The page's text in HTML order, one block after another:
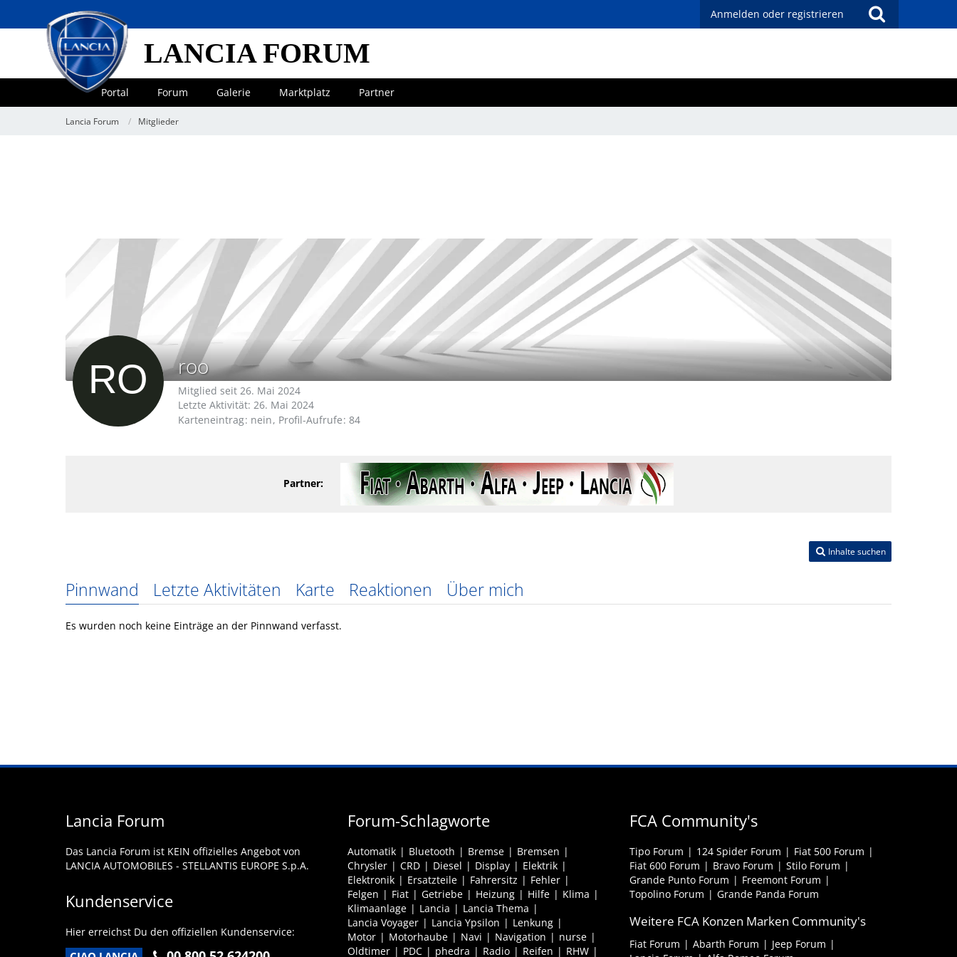
Anmelden oder registrieren
LANCIA FORUM
Portal Forum Galerie Marktplatz Partner
Lancia Forum Mitglieder
roo
Mitglied seit 26. Mai 2024
Letzte Aktivität: 26. Mai 2024
Karteneintrag nein Profil-Aufrufe 84
Partner:
Inhalte suchen
Pinnwand Letzte Aktivitäten Karte Reaktionen Über mich
Es wurden noch keine Einträge an der Pinnwand verfasst.
Lancia Forum
Das Lancia Forum ist KEIN offizielles Angebot von
LANCIA AUTOMOBILES - STELLANTIS EUROPE S.p.A.
Kundenservice
Hier erreichst Du den offiziellen Kundenservice:
Forum-Schlagworte
Automatik Bluetooth Bremse
Bremsen
Chrysler
CRD Diesel Display
Elektrik
Elektronik
Ersatzteile Fahrersitz
Fehler
Felgen
Fiat Getriebe Heizung Hilfe
Klima
Klimaanlage
Lancia
Lancia Thema
Lancia Voyager
Lancia Ypsilon
Lenkung
Motor
Motorhaube Navi Navigation
nurse
Oldtimer
PDC phedra Radio Reifen RHW
FCA Community's
Tipo Forum 124 Spider Forum
Fiat 500 Forum
Fiat 600 Forum
Bravo Forum
Stilo Forum
Grande Punto Forum
Freemont Forum
Topolino Forum
Grande Panda Forum
Weitere FCA Konzen Marken Community's
Fiat Forum Abarth Forum
Jeep Forum